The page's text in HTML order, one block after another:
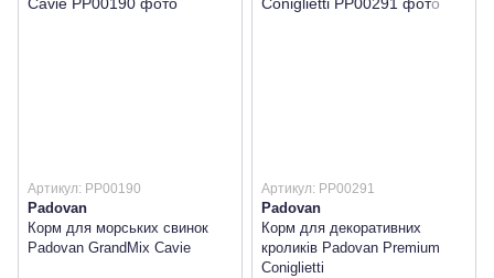
Артикул: PP00190
Padovan
Корм для морських свинок
Padovan GrandMix Cavie
Артикул: PP00291
Padovan
Корм для декоративних
кроликів Padovan Premium
Coniglietti